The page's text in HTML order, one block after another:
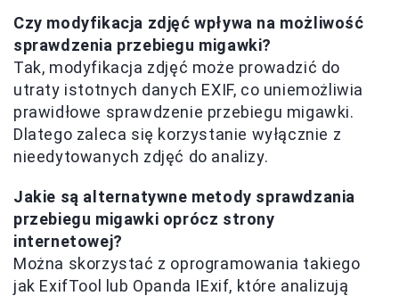
Czy modyfikacja zdjęć wpływa na możliwość
sprawdzenia przebiegu migawki?
Tak, modyfikacja zdjęć może prowadzić do
utraty istotnych danych EXIF, co uniemożliwia
prawidłowe sprawdzenie przebiegu migawki.
Dlatego zaleca się korzystanie wyłącznie z
nieedytowanych zdjęć do analizy.
Jakie są alternatywne metody sprawdzania
przebiegu migawki oprócz strony
internetowej?
Można skorzystać z oprogramowania takiego
jak ExifTool lub Opanda IExif, które analizują